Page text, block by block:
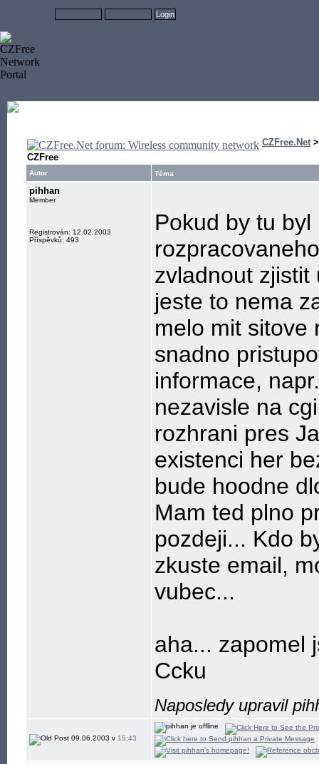
CZFree.Net
CZFree
Autor Téma
pihhan
Member
Registrován: 12.02.2003
Příspěvků: 493
Pokud by tu
zvladnout
jeste to nema
melo mit sitove
snadno
informace,
nezavisle na
rozhrani pres
existenci her
bude hoodne
Mam ted plno
pozdeji... Kdo
zkuste email,
vubec...
aha... zapomel
Ccku
Naposledy upravil
09.06.2003 v 15:43